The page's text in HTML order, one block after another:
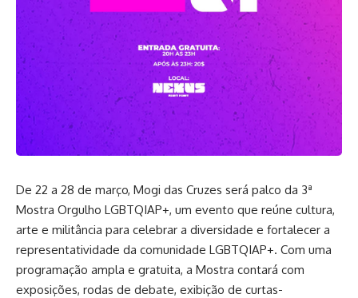
De 22 a 28 de março, Mogi das Cruzes será palco da 3ª
Mostra Orgulho LGBTQIAP+, um evento que reúne cultura,
arte e militância para celebrar a diversidade e fortalecer a
representatividade da comunidade LGBTQIAP+. Com uma
programação ampla e gratuita, a Mostra contará com
exposições, rodas de debate, exibição de curtas-